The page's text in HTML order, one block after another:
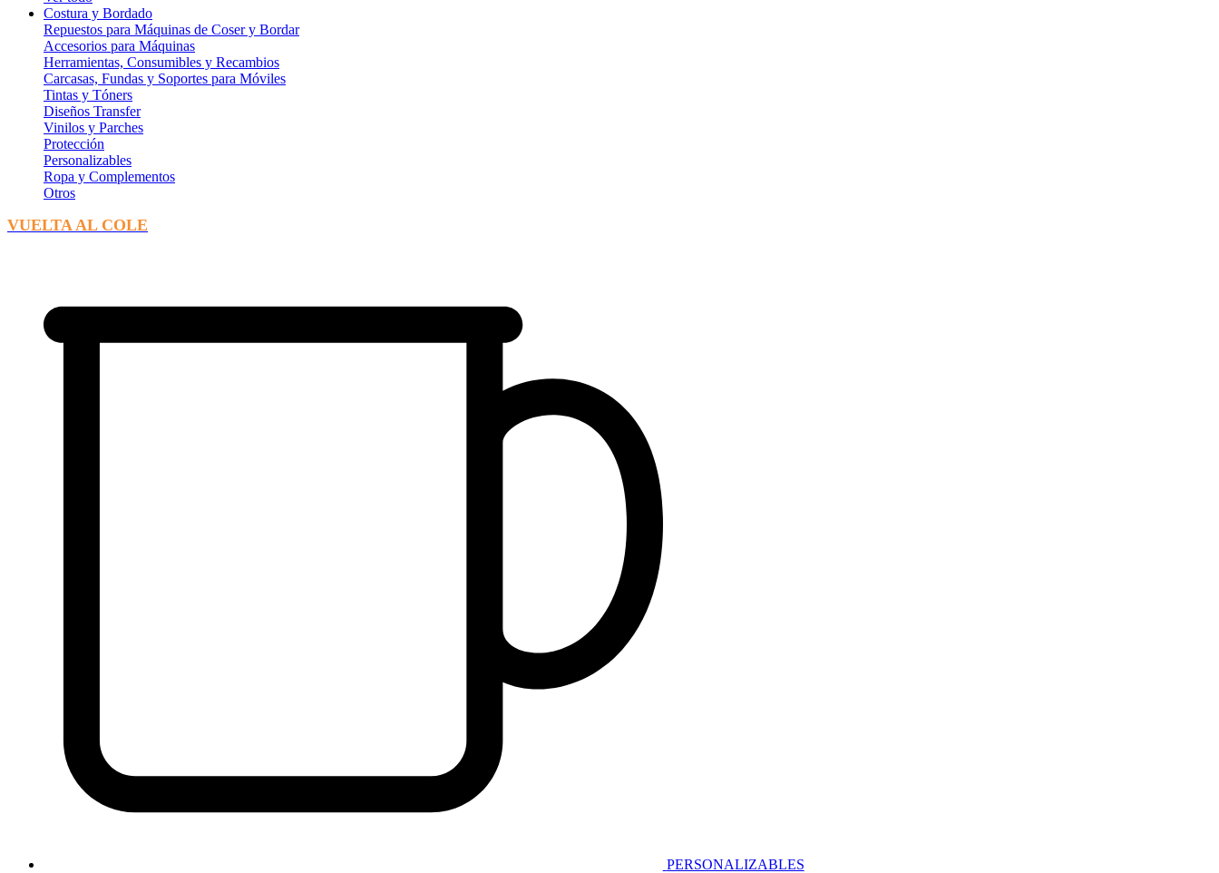
Costura y Bordado
Repuestos para Máquinas de Coser y Bordar
Accesorios para Máquinas
Herramientas, Consumibles y Recambios
Carcasas, Fundas y Soportes para Móviles
Tintas y Tóners
Diseños Transfer
Vinilos y Parches
Protección
Personalizables
Ropa y Complementos
Otros
VUELTA AL COLE
PERSONALIZABLES